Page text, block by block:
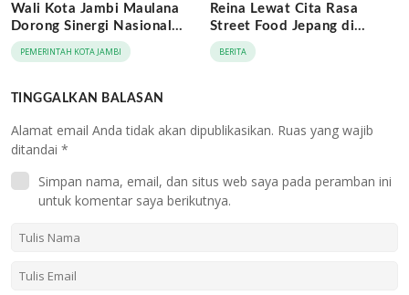
Wali Kota Jambi Maulana
Dorong Sinergi Nasional
Antar-Kota
PEMERINTAH KOTA JAMBI
Reina Lewat Cita Rasa
Street Food Jepang di
Jaringan Archipelago Hotels
BERITA
TINGGALKAN BALASAN
Alamat email Anda tidak akan dipublikasikan. Ruas yang wajib
ditandai *
Simpan nama, email, dan situs web saya pada peramban ini
untuk komentar saya berikutnya.